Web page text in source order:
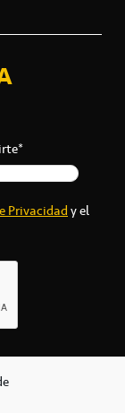
Privacidady el